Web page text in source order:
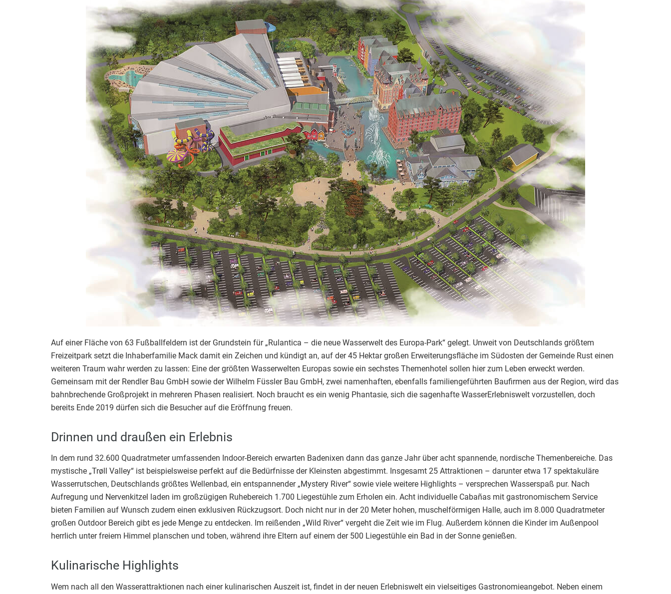
Auf einer Fläche von 63 Fußballfeldern ist der Grundstein für „Rulantica – die neue Wasserwelt des Europa-Park“ gelegt. Unweit von Deutschlands größtem
Freizeitpark setzt die Inhaberfamilie Mack damit ein Zeichen und kündigt an, auf der 45 Hektar großen Erweiterungsfläche im Südosten der Gemeinde Rust einen
weiteren Traum wahr werden zu lassen: Eine der größten Wasserwelten Europas sowie ein sechstes Themenhotel sollen hier zum Leben erweckt werden.
Gemeinsam mit der Rendler Bau GmbH sowie der Wilhelm Füssler Bau GmbH, zwei namenhaften, ebenfalls familiengeführten Baufirmen aus der Region, wird das
bahnbrechende Großprojekt in mehreren Phasen realisiert. Noch braucht es ein wenig Phantasie, sich die sagenhafte WasserErlebniswelt vorzustellen, doch
bereits Ende 2019 dürfen sich die Besucher auf die Eröffnung freuen.
Drinnen und draußen ein Erlebnis
In dem rund 32.600 Quadratmeter umfassenden Indoor-Bereich erwarten Badenixen dann das ganze Jahr über acht spannende, nordische Themenbereiche. Das
mystische „Trøll Valley“ ist beispielsweise perfekt auf die Bedürfnisse der Kleinsten abgestimmt. Insgesamt 25 Attraktionen – darunter etwa 17 spektakuläre
Wasserrutschen, Deutschlands größtes Wellenbad, ein entspannender „Mystery River“ sowie viele weitere Highlights – versprechen Wasserspaß pur. Nach
Aufregung und Nervenkitzel laden im großzügigen Ruhebereich 1.700 Liegestühle zum Erholen ein. Acht individuelle Cabañas mit gastronomischem Service
bieten Familien auf Wunsch zudem einen exklusiven Rückzugsort. Doch nicht nur in der 20 Meter hohen, muschelförmigen Halle, auch im 8.000 Quadratmeter
großen Outdoor Bereich gibt es jede Menge zu entdecken. Im reißenden „Wild River“ vergeht die Zeit wie im Flug. Außerdem können die Kinder im Außenpool
herrlich unter freiem Himmel planschen und toben, während ihre Eltern auf einem der 500 Liegestühle ein Bad in der Sonne genießen.
Kulinarische Highlights
Wem nach all den Wasserattraktionen nach einer kulinarischen Auszeit ist, findet in der neuen Erlebniswelt ein vielseitiges Gastronomieangebot. Neben einem